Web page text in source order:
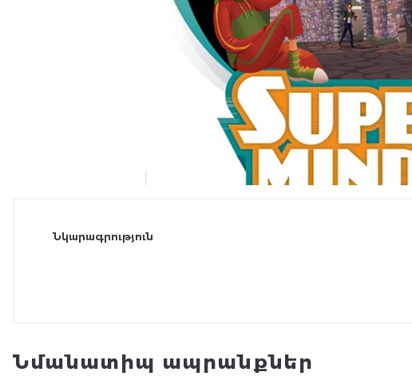
Նկարագրություն
Նմանատիպ ապրանքներ